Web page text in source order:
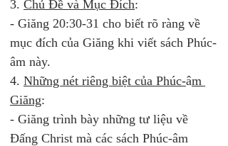
3. Chủ Đề và Mục Đích:
- Giăng 20:30-31 cho biết rõ ràng về
mục đích của Giăng khi viết sách Phúc-
âm này.
4. Những nét riêng biệt của Phúc-âm
Giăng:
- Giăng trình bày những tư liệu về
Đấng Christ mà các sách Phúc-âm